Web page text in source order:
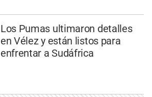
Los Pumas ultimaron detalles
en Vélez y están listos para
enfrentar a Sudáfrica